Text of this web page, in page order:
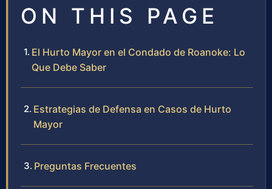
ON THIS PAGE
El Hurto Mayor en el Condado de Roanoke: Lo
Que Debe Saber
Estrategias de Defensa en Casos de Hurto
Mayor
Preguntas Frecuentes